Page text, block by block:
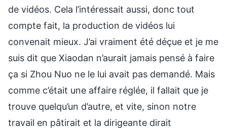
de vidéos. Cela l’intéressait aussi, donc tout
compte fait, la production de vidéos lui
convenait mieux. J’ai vraiment été déçue et je me
suis dit que Xiaodan n’aurait jamais pensé à faire
ça si Zhou Nuo ne le lui avait pas demandé. Mais
comme c’était une affaire réglée, il fallait que je
trouve quelqu’un d’autre, et vite, sinon notre
travail en pâtirait et la dirigeante dirait